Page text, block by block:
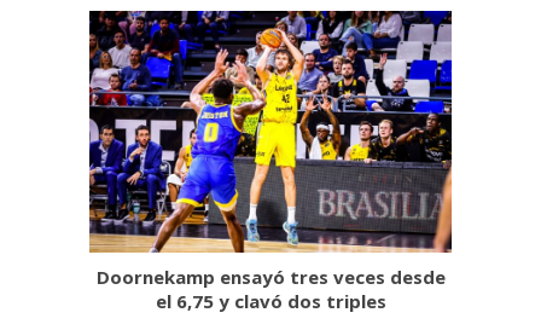
Doornekamp ensayó tres veces desde
el 6,75 y clavó dos triples